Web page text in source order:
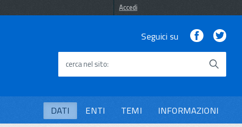
Accedi
Seguici su Facebook
cerca nel sito
DATI ENTI TEMI INFORMAZIONI